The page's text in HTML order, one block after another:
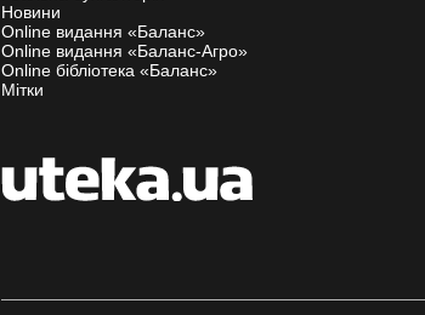
Новини
Online видання «Баланс»
Online видання «Баланс-Агро»
Online бібліотека «Баланс»
Мітки